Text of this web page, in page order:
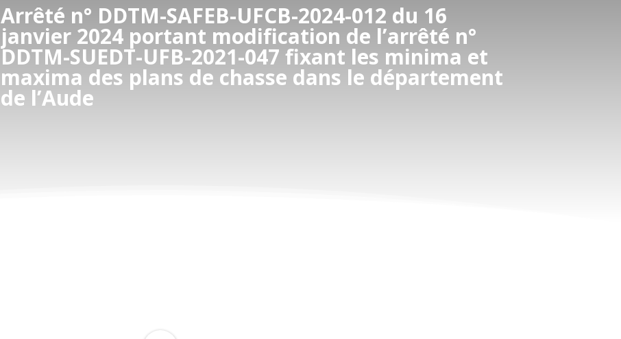
Arrêté n° DDTM-SAFEB-UFCB-2024-012 du 16
janvier 2024 portant modification de l’arrêté n°
DDTM-SUEDT-UFB-2021-047 fixant les minima et
maxima des plans de chasse dans le département
de l’Aude